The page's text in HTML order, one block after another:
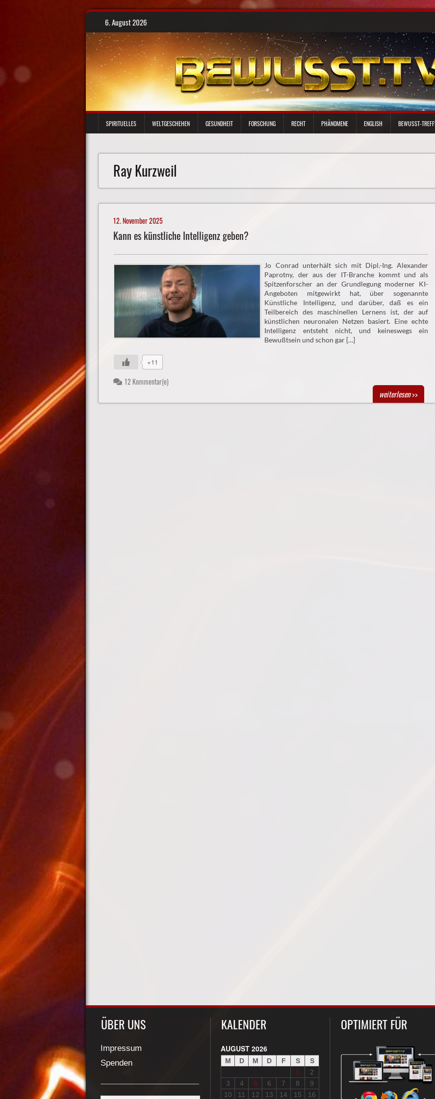
Skip
content
6. August 2026
SPIRITUELLES WELTGESCHEHEN GESUNDHEIT FORSCHUNG RECHT PHÄNOMENE ENGLISH BEWUSST-TREFFS
Ray Kurzweil
12. November 2025
Kann es künstliche Intelligenz geben?
Jo Conrad unterhält sich mit Dipl.-Ing. Alexander
Paprotny, der aus der IT-Branche kommt und als
Spitzenforscher an der Grundlegung moderner KI-
Angeboten mitgewirkt hat, über sogenannte
Künstliche Intelligenz, und darüber, daß es ein
Teilbereich des maschinellen Lernens ist, der auf
künstlichen neuronalen Netzen basiert. Eine echte
Intelligenz entsteht nicht, und keineswegs ein
Bewußtsein und schon gar […]
+11
12 Kommentar(e)
weiterlesen>>
ÜBER UNS
Impressum
Spenden
KALENDER
AUGUST 2026
M D M D F S
S
1
2
3
4 5 6 7 8
9
10
11 12 13 14 15 16
OPTIMIERT FÜR